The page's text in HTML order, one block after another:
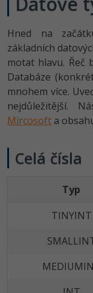
SEO
Umělá
Pro děti
Více
Windows
Linux
Sítě
Fórum
Ostatní
Fórum
Hned na
základních
motat hlavu. Řeč
Databáze
mnohem více.
nejdůležitější.
Mircosoft a
Celá čísla
Typ
TINYINT